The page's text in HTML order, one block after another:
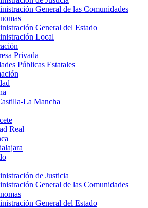
General de las Comunidades
General del Estado
Local
Privada
Públicas Estatales
La Mancha
Real
de Justicia
General de las Comunidades
General del Estado